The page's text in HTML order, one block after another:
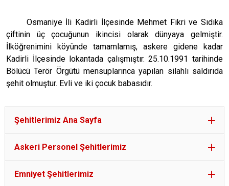
Osmaniye İli Kadirli İlçesinde Mehmet Fikri ve Sıdıka
çiftinin üç çocuğunun ikincisi olarak dünyaya gelmiştir.
İlköğrenimini köyünde tamamlamış, askere gidene kadar
Kadirli İlçesinde lokantada çalışmıştır. 25.10.1991 tarihinde
Bölücü Terör Örgütü mensuplarınca yapılan silahlı saldırıda
şehit olmuştur. Evli ve iki çocuk babasıdır.
Şehitlerimiz Ana Sayfa
Askeri Personel Şehitlerimiz
Emniyet Şehitlerimiz